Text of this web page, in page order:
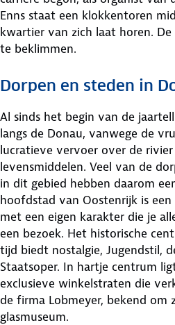
Enns staat een klokkentoren
kwartier van zich laat horen.
te beklimmen.
Dorpen en steden in
Al sinds het begin van de
langs de Donau, vanwege de
lucratieve vervoer over de
levensmiddelen. Veel van de
in dit gebied hebben daarom
hoofdstad van Oostenrijk is
met een eigen karakter die je
een bezoek. Het historische
tijd biedt nostalgie, Jugendstil,
Staatsoper. In hartje centrum
exclusieve winkelstraten die
de firma Lobmeyer, bekend om
glasmuseum.